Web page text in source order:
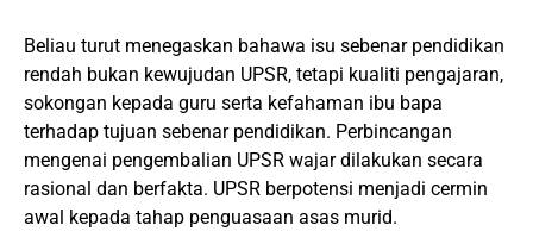
Beliau turut menegaskan bahawa isu sebenar pendidikan
rendah bukan kewujudan UPSR, tetapi kualiti pengajaran,
sokongan kepada guru serta kefahaman ibu bapa
terhadap tujuan sebenar pendidikan. Perbincangan
mengenai pengembalian UPSR wajar dilakukan secara
rasional dan berfakta. UPSR berpotensi menjadi cermin
awal kepada tahap penguasaan asas murid.